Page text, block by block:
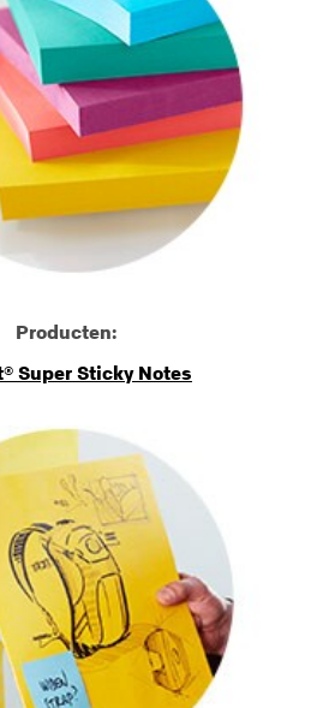
Producten:
Super Sticky Notes